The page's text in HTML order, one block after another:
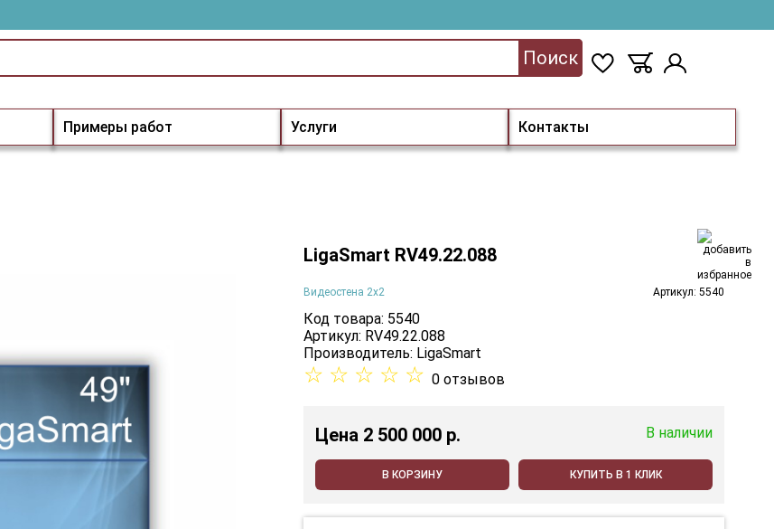
Примеры работ Услуги Контакты
Поиск
LigaSmart RV49.22.088
Видеостена 2x2 Артикул: 5540
Код товара: 5540
Артикул: RV49.22.088
Производитель: LigaSmart
☆ ☆ ☆ ☆ ☆ 0 отзывов
Цена 2 500 000 p. В наличии
В КОРЗИНУ КУПИТЬ В 1 КЛИК